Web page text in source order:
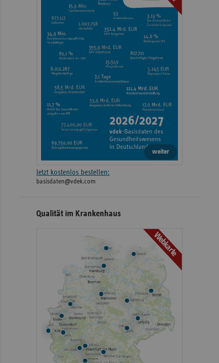
weiter
Jetzt kostenlos bestellen:
basisdaten@vdek.com
Qualität im Krankenhaus
Webkarte